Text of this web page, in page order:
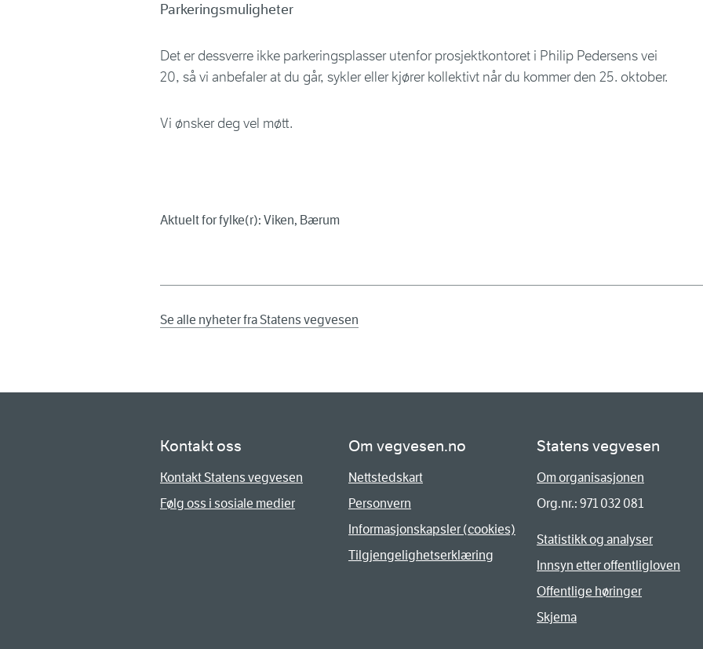
Parkeringsmuligheter
Det er dessverre ikke parkeringsplasser utenfor prosjektkontoret i Philip Pedersens vei
20, så vi anbefaler at du går, sykler eller kjører kollektivt når du kommer den 25. oktober.
Vi ønsker deg vel møtt.
Aktuelt for fylke(r): Viken, Bærum
Se alle nyheter fra Statens vegvesen
Kontakt oss
Kontakt Statens vegvesen
Følg oss i sosiale medier
Om vegvesen.no
Nettstedskart
Personvern
Informasjonskapsler (cookies)
Tilgjengelighetserklæring
Statens vegvesen
Om organisasjonen
Org.nr.: 971 032 081
Statistikk og analyser
Innsyn etter offentligloven
Offentlige høringer
Skjema